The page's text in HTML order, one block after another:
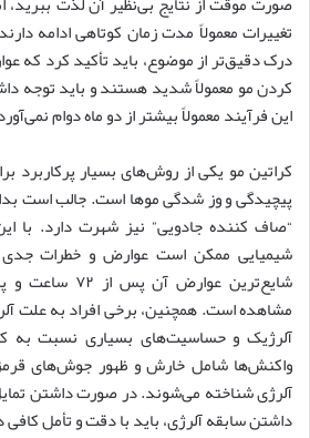
تغییرات معمولاً مدت زمان کوتاهی ادامه
درک دقیق‌تر از موضوع، باید تأکید کرد که
کردن مو معمولاً شدید هستند و باید توجه
این فرآیند معمولاً بیشتر از دو ماه دوام
کراتین مو یکی از روش‌های بسیار
پیچیدگی و وز شدگی موها است. جالب است
“صاف کننده جادویی” نیز شهرت دارد. با
شیمیایی ممکن است عوارض و خطرات
شایع‌ترین
مشاهده است. همچنین، برخی افراد به علت
آلرژیک و حساسیت‌های بسیاری نسبت به
واکنش‌ها شامل خارش و ظهور جوش‌های
آلرژی شناخته می‌شوند. در صورت داشتن
داشتن سابقه آلرژی، باید با دقت و تأمل